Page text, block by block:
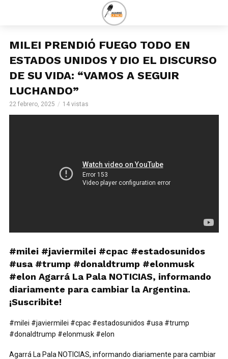
MILEI PRENDIÓ FUEGO TODO EN
ESTADOS UNIDOS Y DIO EL DISCURSO
DE SU VIDA: “VAMOS A SEGUIR
LUCHANDO”
22 febrero, 2025 14 vistas
#milei #javiermilei #cpac #estadosunidos
#usa #trump #donaldtrump #elonmusk
#elon Agarrá La Pala NOTICIAS, informando
diariamente para cambiar la Argentina.
¡Suscribite!
#milei #javiermilei #cpac #estadosunidos #usa #trump
#donaldtrump #elonmusk #elon
Agarrá La Pala NOTICIAS, informando diariamente para cambiar